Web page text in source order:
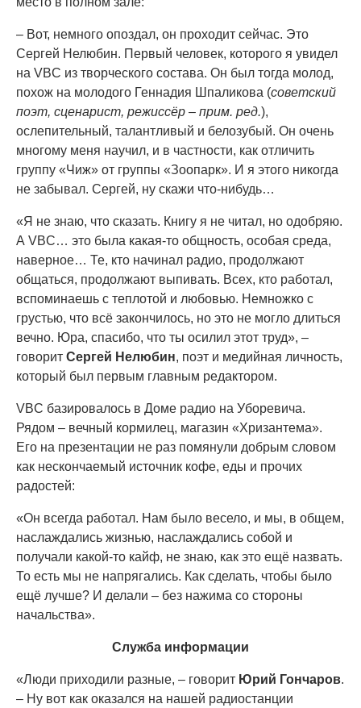
– Вот, немного опоздал, он проходит сейчас. Это
Сергей Нелюбин. Первый человек, которого я увидел
на VBC из творческого состава. Он был тогда молод,
похож на молодого Геннадия Шпаликова (советский
поэт, сценарист, режиссёр – прим. ред.),
ослепительный, талантливый и белозубый. Он очень
многому меня научил, и в частности, как отличить
группу «Чиж» от группы «Зоопарк». И я этого никогда
не забывал. Сергей, ну скажи что-нибудь…
«Я не знаю, что сказать. Книгу я не читал, но одобряю.
А VBC… это была какая-то общность, особая среда,
наверное… Те, кто начинал радио, продолжают
общаться, продолжают выпивать. Всех, кто работал,
вспоминаешь с теплотой и любовью. Немножко с
грустью, что всё закончилось, но это не могло длиться
вечно. Юра, спасибо, что ты осилил этот труд», –
говорит Сергей Нелюбин, поэт и медийная личность,
который был первым главным редактором.
VBC базировалось в Доме радио на Уборевича.
Рядом – вечный кормилец, магазин «Хризантема».
Его на презентации не раз помянули добрым словом
как нескончаемый источник кофе, еды и прочих
радостей:
«Он всегда работал. Нам было весело, и мы, в общем,
наслаждались жизнью, наслаждались собой и
получали какой-то кайф, не знаю, как это ещё назвать.
То есть мы не напрягались. Как сделать, чтобы было
ещё лучше? И делали – без нажима со стороны
начальства».
Служба информации
«Люди приходили разные, – говорит Юрий Гончаров.
– Ну вот как оказался на нашей радиостанции